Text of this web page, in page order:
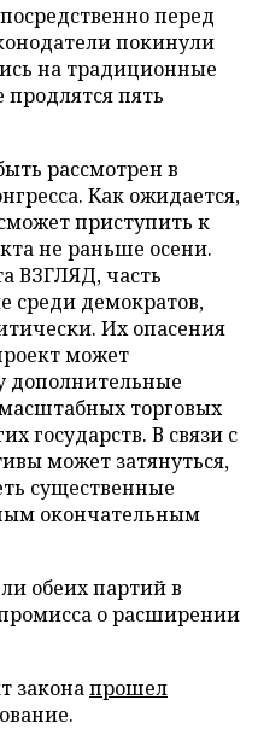
перед
покинули
на традиционные
пять
рассмотрен в
Как ожидается,
приступить к
не раньше осени.
ВЗГЛЯД, часть
среди демократов,
Их опасения
может
дополнительные
торговых
государств. В связи с
может затянуться,
существенные
окончательным
обеих партий в
о расширении
законапрошел